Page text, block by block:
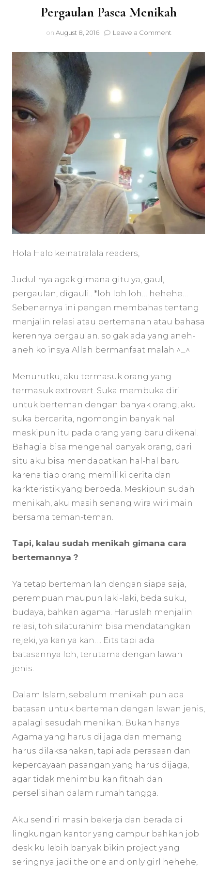
Pergaulan Pasca Menikah
on August 8, 2016 Leave a Commenton
Pasca
Menikah
Hola Halo keinatralala readers,
Judul nya agak gimana gitu ya, gaul,
pergaulan, digauli.. *loh loh loh… hehehe…
Sebenernya ini pengen membahas tentang
menjalin relasi atau pertemanan atau bahasa
kerennya pergaulan. so gak ada yang aneh-
aneh ko insya Allah bermanfaat malah ^_^
Menurutku, aku termasuk orang yang
termasuk extrovert. Suka membuka diri
untuk berteman dengan banyak orang, aku
suka bercerita, ngomongin banyak hal
meskipun itu pada orang yang baru dikenal.
Bahagia bisa mengenal banyak orang, dari
situ aku bisa mendapatkan hal-hal baru
karena tiap orang memiliki cerita dan
karkteristik yang berbeda. Meskipun sudah
menikah, aku masih senang wira wiri main
bersama teman-teman.
Tapi, kalau sudah menikah gimana cara
bertemannya ?
Ya tetap berteman lah dengan siapa saja,
perempuan maupun laki-laki, beda suku,
budaya, bahkan agama. Haruslah menjalin
relasi, toh silaturahim bisa mendatangkan
rejeki, ya kan ya kan…. Eits tapi ada
batasannya loh, terutama dengan lawan
jenis.
Dalam Islam, sebelum menikah pun ada
batasan untuk berteman dengan lawan jenis,
apalagi sesudah menikah. Bukan hanya
Agama yang harus di jaga dan memang
harus dilaksanakan, tapi ada perasaan dan
kepercayaan pasangan yang harus dijaga,
agar tidak menimbulkan fitnah dan
perselisihan dalam rumah tangga.
Aku sendiri masih bekerja dan berada di
lingkungan kantor yang campur bahkan job
desk ku lebih banyak bikin project yang
seringnya jadi the one and only girl hehehe,